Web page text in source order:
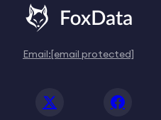
Email:[email protected]